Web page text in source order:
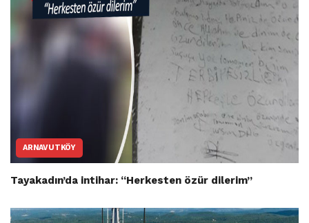
ARNAVUTKÖY
Tayakadın’da intihar: “Herkesten özür dilerim”